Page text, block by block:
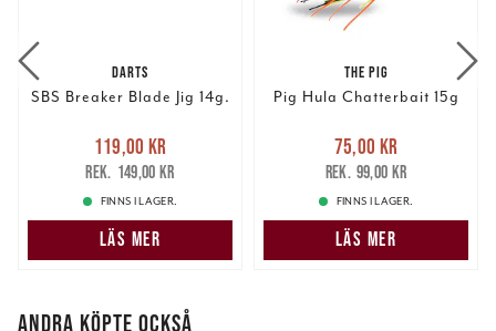
DARTS
SBS Breaker Blade Jig 14g.
Nuvarande pris
119,00 krTidigare pris
149,00 kr
119,00 kr
149,00 kr
FINNS I LAGER.
LÄS MER
THE PIG
Pig Hula Chatterbait 15g
Nuvarande pris
75,00 krTidigare pris
99,00 kr
75,00 kr
99,00 kr
FINNS I LAGER.
LÄS MER
ANDRA KÖPTE OCKSÅ